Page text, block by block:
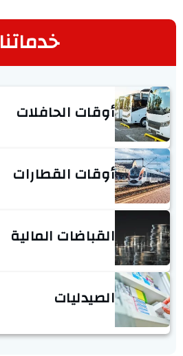
خدماتنا
أوقات الحافلات
أوقات القطارات
القباضات المالية
الصيدليات